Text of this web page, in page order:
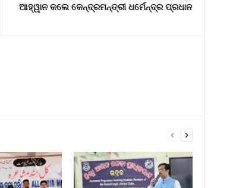
ଆହ୍ୱାନ କଲେ କେନ୍ଦ୍ରମନ୍ତ୍ରୀ ଧର୍ମେନ୍ଦ୍ର ପ୍ରଧାନ